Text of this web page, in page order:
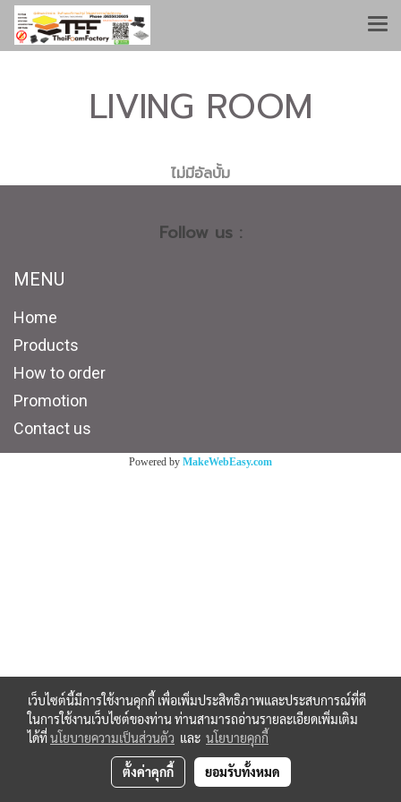
LIVING ROOM
ไม่มีอัลบั้ม
Follow us :
MENU
Home
Products
How to order
Promotion
Contact us
Powered by MakeWebEasy.com
เว็บไซต์นี้มีการใช้งานคุกกี้ เพื่อเพิ่มประสิทธิภาพและประสบการณ์ที่ดี
ในการใช้งานเว็บไซต์ของท่าน ท่านสามารถอ่านรายละเอียดเพิ่มเติม
ได้ที่นโยบายความเป็นส่วนตัว และ นโยบายคุกกี้
ตั้งค่าคุกกี้ ยอมรับทั้งหมด